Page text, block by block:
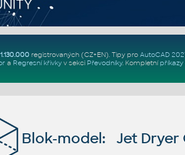
1.130.000registrovaných (CZ+EN). Tipy pro AutoCAD
a Regresní křivkyv sekci Převodníky. Kompletní příkazy
Blok-model: Jet Dryer